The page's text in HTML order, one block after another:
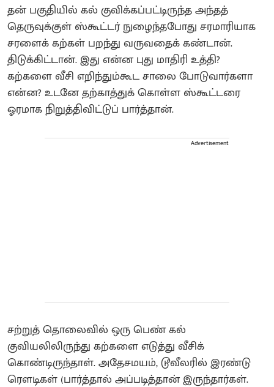
தன் பகுதியில் கல் குவிக்கப்பட்டிருந்த அந்தத்
தெருவுக்குள் ஸ்கூட்டர் நுழைந்தபோது சரமாரியாக
சரளைக் கற்கள் பறந்து வருவதைக் கண்டான்.
திடுக்கிட்டான். இது என்ன புது மாதிரி உத்தி?
கற்களை வீசி எறிந்தும்கூட சாலை போடுவார்களா
என்ன? உடனே தற்காத்துக் கொள்ள ஸ்கூட்டரை
ஓரமாக நிறுத்திவிட்டுப் பார்த்தான்.
Advertisement
சற்றுத் தொலைவில் ஒரு பெண் கல்
குவியலிலிருந்து கற்களை எடுத்து வீசிக்
கொண்டிருந்தாள். அதேசமயம், டூவீலரில் இரண்டு
ரௌடிகள் (பார்த்தால் அப்படித்தான் இருந்தார்கள்.